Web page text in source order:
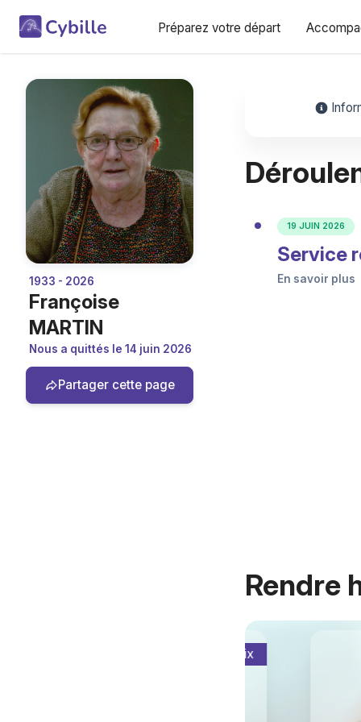
Préparez votre départ
1933 - 2026
Françoise
MARTIN
Nous a quittés le 14 juin 2026
Partager cette page
19 JUIN 2026
Service
En savoir plus
Rendre